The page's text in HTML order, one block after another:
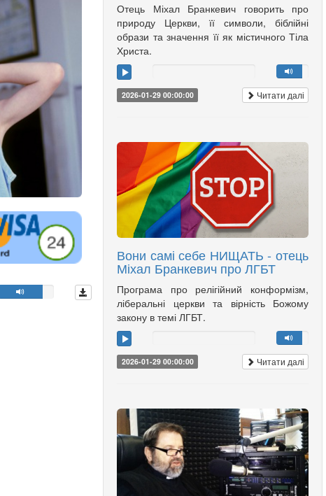
Отець Міхал Бранкевич говорить про
природу Церкви, її символи, біблійні
образи та значення її як містичного Тіла
Христа.
2026-01-29 00:00:00 Читати далі
Вони самі себе НИЩАТЬ - отець
Міхал Бранкевич про ЛГБТ
Програма про релігійний конформізм,
ліберальні церкви та вірність Божому
закону в темі ЛГБТ.
2026-01-29 00:00:00 Читати далі